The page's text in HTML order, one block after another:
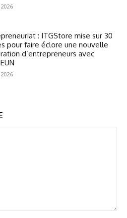
: ITGStore mise sur 30
pour faire éclore une nouvelle
d’entrepreneurs avec